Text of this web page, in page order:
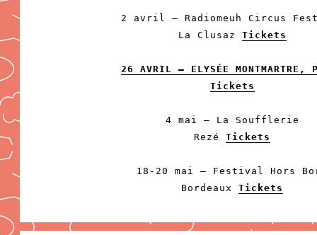
2 avril – Radiomeuh Circus
La Clusaz Tickets
26 AVRIL – ELYSÉE MONTMARTRE,
Tickets
4 mai – La Soufflerie
Rezé Tickets
18-20 mai – Festival Hors
Bordeaux Tickets